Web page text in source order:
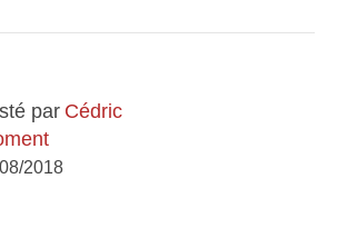
par Cédric
2018